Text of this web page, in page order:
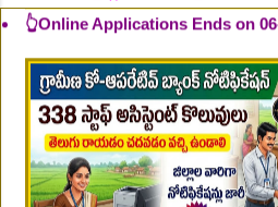
👆Online Applications Ends on